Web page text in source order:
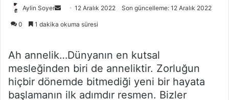
Aylin Soyer
Bir
12 Aralık 2022 Son güncelleme: 12 Aralık 2022
0 1 dakika okuma süresi
Ah annelik…Dünyanın en kutsal
mesleğinden biri de anneliktir. Zorluğun
hiçbir dönemde bitmediği yeni bir hayata
başlamanın ilk adımdır resmen. Bizler